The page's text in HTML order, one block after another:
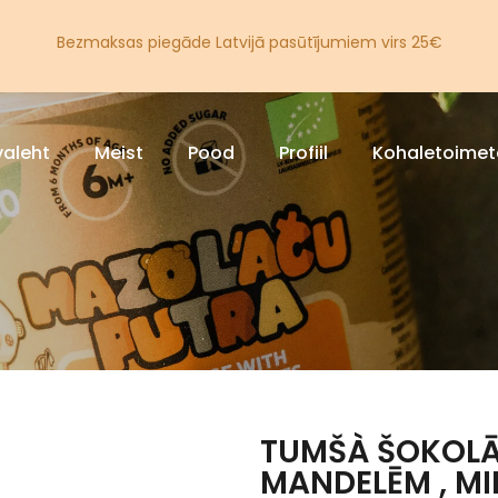
Bezmaksas piegāde Latvijā pasūtījumiem virs 25€
Meist Pood Profiil
TUMŠÀ
MANDELĒM ,